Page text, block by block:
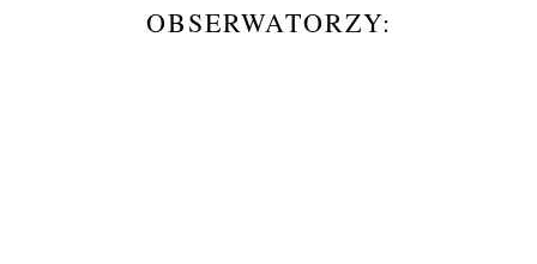
OBSERWATORZY: